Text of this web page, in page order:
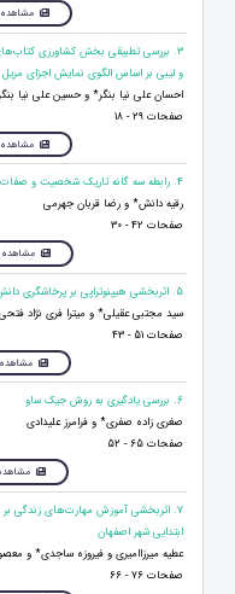
مشاهده
3. بررسی تطبیقی بخش کشاورزی کتاب‌های
و لیبی بر اساس الگوی نمایش اجزای مریل
احسان علی نیا بنگر* و حسین علی نیا بنگر
صفحات 29 - 18
مشاهده
4. رابطه سه گانه تاریک شخصیت و صفات شخصیتی هگزاکو با پرخاشگری در دانشجویان
رقیه دانش* و رضا قربان جهرمی
صفحات 42 - 30
مشاهده
5. اثربخشی هیپنوتراپی بر پرخاشگری دانش آموزان دختر مقطع دوم دبیرستان
سید مجتبی عقیلی* و میترا فری نژاد فتحی
صفحات 51 - 43
مشاهده
6. بررسی يادگيری به روش جيک ساو
صغری زاده صفری* و فرامرز علیدادی
صفحات 65 - 52
7. اثربخشی آموزش مهارت‌های زندگی
ابتدایی شهر اصفهان
عطیه میرزاامیری و فیروزه ساجدی* و
صفحات 76 - 66